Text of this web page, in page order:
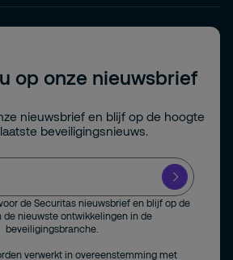
op onze nieuwsbrief
nieuwsbrief en blijf op de hoogte
beveiligingsnieuws.
de Securitas nieuwsbrief en blijf op de
de nieuwste ontwikkelingen in de
beveiligingsbranche.
verwerkt in overeenstemming met